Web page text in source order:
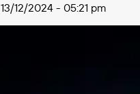
13/12/2024 - 05:21 pm